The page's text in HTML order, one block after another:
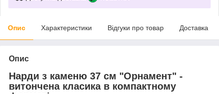
Опис Характеристики Відгуки про товар Доставка
Опис
Нарди з каменю 37 см "Орнамент" -
витончена класика в компактному